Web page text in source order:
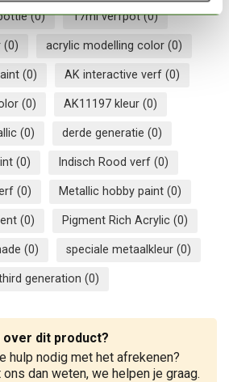
(0) 17ml verfpot(0)
(0) acrylic modelling color (0)
(0) AK interactive verf (0)
(0) AK11197 kleur (0)
(0) derde generatie (0)
(0) Indisch Rood verf (0)
(0) Metallic hobby paint (0)
(0) Pigment Rich Acrylic (0)
(0) speciale metaalkleur (0)
generation (0)
over dit product?
hulp nodig met het afrekenen?
ons dan weten, we helpen je graag.